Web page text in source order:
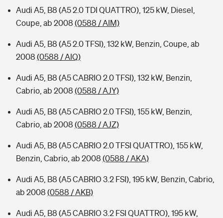
Audi A5, B8 (A5 2.0 TDI QUATTRO), 125 kW, Diesel,
Coupe, ab 2008 (0588 / AIM)
Audi A5, B8 (A5 2.0 TFSI), 132 kW, Benzin, Coupe, ab
2008 (0588 / AIQ)
Audi A5, B8 (A5 CABRIO 2.0 TFSI), 132 kW, Benzin,
Cabrio, ab 2008 (0588 / AJY)
Audi A5, B8 (A5 CABRIO 2.0 TFSI), 155 kW, Benzin,
Cabrio, ab 2008 (0588 / AJZ)
Audi A5, B8 (A5 CABRIO 2.0 TFSI QUATTRO), 155 kW,
Benzin, Cabrio, ab 2008 (0588 / AKA)
Audi A5, B8 (A5 CABRIO 3.2 FSI), 195 kW, Benzin, Cabrio,
ab 2008 (0588 / AKB)
Audi A5, B8 (A5 CABRIO 3.2 FSI QUATTRO), 195 kW,